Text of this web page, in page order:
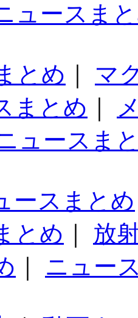
ュースま
とめ
マ
まとめ
ュースま
ースまとめ
とめ
放
ニュー